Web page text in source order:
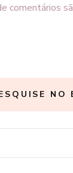
comentários
NO